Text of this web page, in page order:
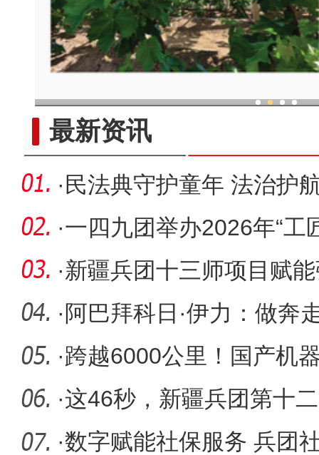
最新资讯
· 民法典守护童年 法治
人民检察
·一四九团举办2026年“工
赛暨第
·新疆兵团十三师项目赋
人心
· 阿巴拜科日·伊力：做奔
治“蒲公
·跨越6000公里！国产机
程肝血管
·这46秒，新疆兵团第十
了……
·数字赋能社保服务 兵团